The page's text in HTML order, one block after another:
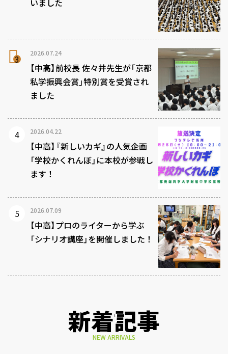
いました
2026.07.24
【中高】前校長 佐々井先生が「京都
私学振興会賞」特別賞を受賞され
ました
2026.04.22
【中高】『新しいカギ』の人気企画
「学校かくれんぼ」に本校が参戦し
ます！
2026.07.09
【中高】プロのライターから学ぶ
「シナリオ講座」を開催しました！
新着記事
NEW ARRIVALS